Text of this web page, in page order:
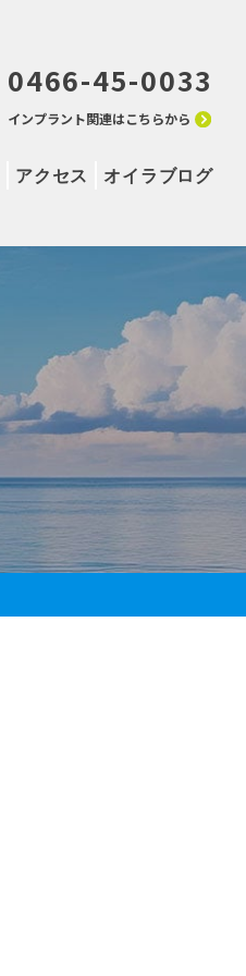
0466-45-0033
インプラント関連はこちらから
アクセス オイラブログ